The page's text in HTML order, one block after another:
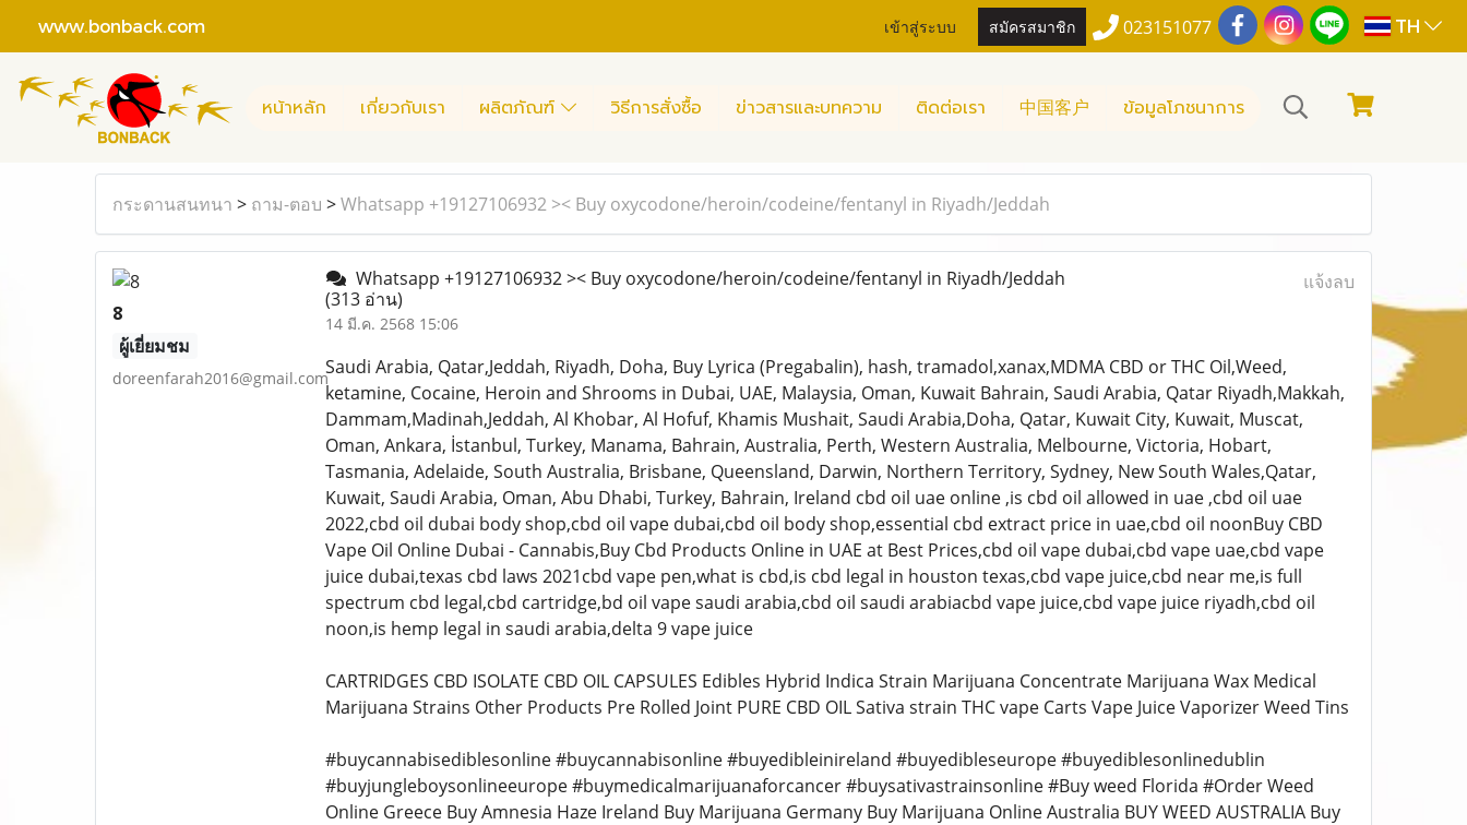
www.bonback.com เข้าสู่ระบบ สมัครสมาชิก 023151077 TH
หน้าหลัก เกี่ยวกับเรา ผลิตภัณฑ์ วิธีการสั่งซื้อ ข่าวสารและบทความ ติดต่อเรา 中国客户 ข้อมูลโภชนาการ
กระดานสนทนา > ถาม-ตอบ >Whatsapp +19127106932 >< Buy oxycodone/heroin/codeine/fentanyl in Riyadh/Jeddah
8
ผู้เยี่ยมชม
doreenfarah2016@gmail.com
Whatsapp +19127106932 >< Buy oxycodone/heroin/codeine/fentanyl in Riyadh/Jeddah
(313 อ่าน)
14 มี.ค. 2568 15:06
แจ้งลบ
Saudi Arabia, Qatar,Jeddah, Riyadh, Doha, Buy Lyrica (Pregabalin), hash, tramadol,xanax,MDMA CBD or THC Oil,Weed,
ketamine, Cocaine, Heroin and Shrooms in Dubai, UAE, Malaysia, Oman, Kuwait Bahrain, Saudi Arabia, Qatar Riyadh,Makkah,
Dammam,Madinah,Jeddah, Al Khobar, Al Hofuf, Khamis Mushait, Saudi Arabia,Doha, Qatar, Kuwait City, Kuwait, Muscat,
Oman, Ankara, İstanbul, Turkey, Manama, Bahrain, Australia, Perth, Western Australia, Melbourne, Victoria, Hobart,
Tasmania, Adelaide, South Australia, Brisbane, Queensland, Darwin, Northern Territory, Sydney, New South Wales,Qatar,
Kuwait, Saudi Arabia, Oman, Abu Dhabi, Turkey, Bahrain, Ireland cbd oil uae online ,is cbd oil allowed in uae ,cbd oil uae
2022,cbd oil dubai body shop,cbd oil vape dubai,cbd oil body shop,essential cbd extract price in uae,cbd oil noonBuy CBD
Vape Oil Online Dubai - Cannabis,Buy Cbd Products Online in UAE at Best Prices,cbd oil vape dubai,cbd vape uae,cbd vape
juice dubai,texas cbd laws 2021cbd vape pen,what is cbd,is cbd legal in houston texas,cbd vape juice,cbd near me,is full
spectrum cbd legal,cbd cartridge,bd oil vape saudi arabia,cbd oil saudi arabiacbd vape juice,cbd vape juice riyadh,cbd oil
noon,is hemp legal in saudi arabia,delta 9 vape juice
CARTRIDGES CBD ISOLATE CBD OIL CAPSULES Edibles Hybrid Indica Strain Marijuana Concentrate Marijuana Wax Medical
Marijuana Strains Other Products Pre Rolled Joint PURE CBD OIL Sativa strain THC vape Carts Vape Juice Vaporizer Weed Tins
#buycannabisediblesonline #buycannabisonline #buyedibleinireland #buyedibleseurope #buyediblesonlinedublin
#buyjungleboysonlineeurope #buymedicalmarijuanaforcancer #buysativastrainsonline #Buy weed Florida #Order Weed
Online Greece Buy Amnesia Haze Ireland Buy Marijuana Germany Buy Marijuana Online Australia BUY WEED AUSTRALIA Buy